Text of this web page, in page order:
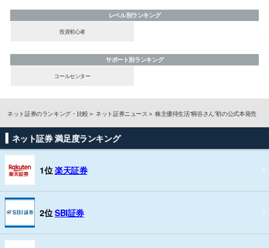
レベル別ランキング
投資初心者
サポート別ランキング
コールセンター
ネット証券のランキング・比較 ネット証券ニュース 株主優待生活“桐谷さん”初の公式本発売
ネット証券 満足度ランキング
1位楽天証券
2位SBI証券